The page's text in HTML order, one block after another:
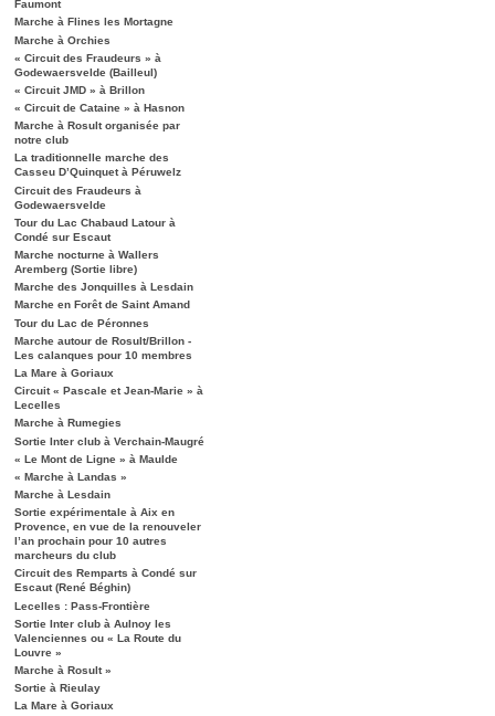
Faumont
Marche à Flines les Mortagne
Marche à Orchies
« Circuit des Fraudeurs » à
Godewaersvelde (Bailleul)
« Circuit JMD » à Brillon
« Circuit de Cataine » à Hasnon
Marche à Rosult organisée par
notre club
La traditionnelle marche des
Casseu D’Quinquet à Péruwelz
Circuit des Fraudeurs à
Godewaersvelde
Tour du Lac Chabaud Latour à
Condé sur Escaut
Marche nocturne à Wallers
Aremberg (Sortie libre)
Marche des Jonquilles à Lesdain
Marche en Forêt de Saint Amand
Tour du Lac de Péronnes
Marche autour de Rosult/Brillon -
Les calanques pour 10 membres
La Mare à Goriaux
Circuit « Pascale et Jean-Marie » à
Lecelles
Marche à Rumegies
Sortie Inter club à Verchain-Maugré
« Le Mont de Ligne » à Maulde
« Marche à Landas »
Marche à Lesdain
Sortie expérimentale à Aix en
Provence, en vue de la renouveler
l’an prochain pour 10 autres
marcheurs du club
Circuit des Remparts à Condé sur
Escaut (René Béghin)
Lecelles : Pass-Frontière
Sortie Inter club à Aulnoy les
Valenciennes ou « La Route du
Louvre »
Marche à Rosult »
Sortie à Rieulay
La Mare à Goriaux